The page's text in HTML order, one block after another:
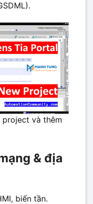
project và thêm
& địa
biến tần.